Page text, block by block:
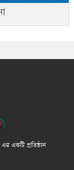
একটি প্রতিষ্ঠান